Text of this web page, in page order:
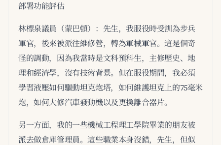
部署功能評估
林標泉議員（蒙巴頓）：先生，我服役時受訓為步兵
軍官，後來被派往維修營，轉為軍械軍官。這是個奇
怪的調動，因為我當時是文科預科生，主修歷史、地
理和經濟學，沒有技術背景。但在服役期間，我必須
學習液壓如何驅動坦克炮塔，如何維護坦克上的75毫米
炮，如何大修汽車發動機以及更換離合器片。
另一方面，我的一些機械工程理工學院畢業的朋友被
派去做倉庫管理員。這些職業本身沒錯，先生，但似